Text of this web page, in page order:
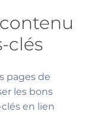
clés
pages de
les bons
en lien